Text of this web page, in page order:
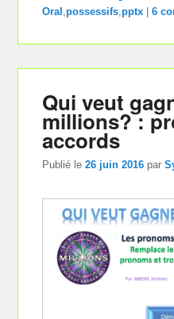
Oral ,possessifs,pptx |6
Qui veut
millions? :
accords
Publié le26 juin 2016 par